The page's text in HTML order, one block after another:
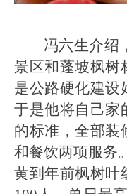
冯六生介绍
景区和蓬坡枫树
是公路硬化建设
于是他将自己家
的标准，全部装
和餐饮两项服务
黄到年前枫树叶